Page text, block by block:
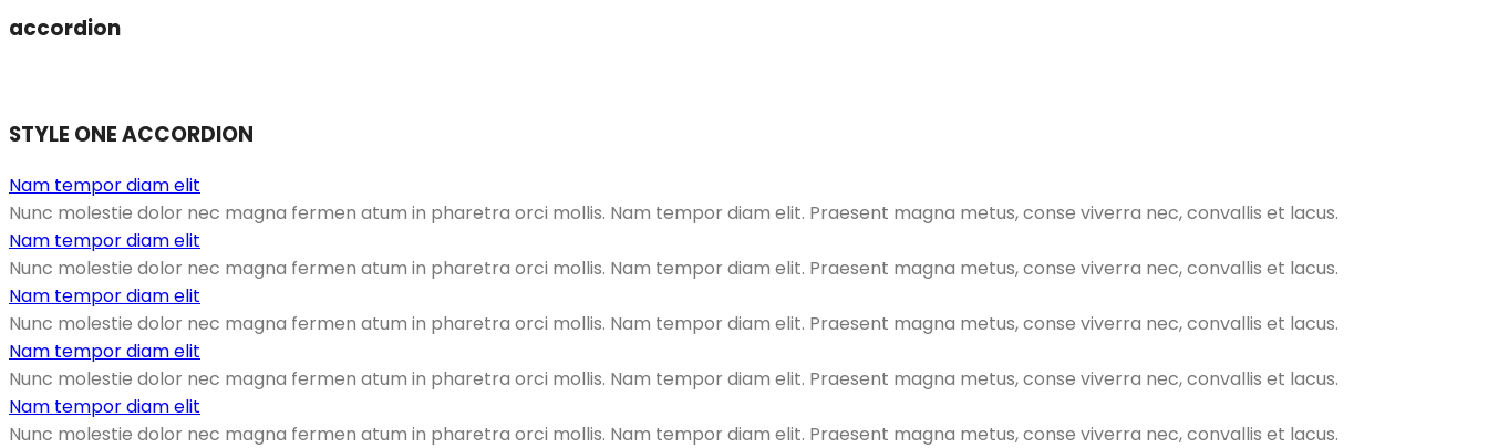
accordion
STYLE ONE ACCORDION
Nam tempor diam elit
Nunc molestie dolor nec magna fermen atum in pharetra orci mollis. Nam tempor diam elit. Praesent magna metus, conse viverra nec, convallis et lacus.
Nam tempor diam elit
Nunc molestie dolor nec magna fermen atum in pharetra orci mollis. Nam tempor diam elit. Praesent magna metus, conse viverra nec, convallis et lacus.
Nam tempor diam elit
Nunc molestie dolor nec magna fermen atum in pharetra orci mollis. Nam tempor diam elit. Praesent magna metus, conse viverra nec, convallis et lacus.
Nam tempor diam elit
Nunc molestie dolor nec magna fermen atum in pharetra orci mollis. Nam tempor diam elit. Praesent magna metus, conse viverra nec, convallis et lacus.
Nam tempor diam elit
Nunc molestie dolor nec magna fermen atum in pharetra orci mollis. Nam tempor diam elit. Praesent magna metus, conse viverra nec, convallis et lacus.